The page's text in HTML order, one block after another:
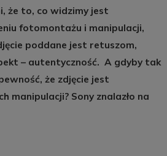
że to, co widzimy jest
fotomontażu i manipulacji,
poddane jest retuszom,
– autentyczność. A gdyby tak
że zdjęcie jest
manipulacji? Sony znalazło na